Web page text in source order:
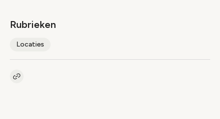
Rubrieken
Locaties
Kopieer link naar artikel